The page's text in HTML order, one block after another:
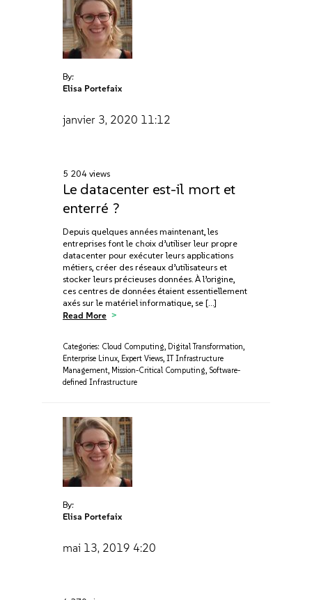
By:
Elisa Portefaix
janvier 3, 2020 11:12
5 204 views
Le datacenter est-il mort et
enterré ?
Depuis quelques années maintenant, les
entreprises font le choix d’utiliser leur propre
datacenter pour exécuter leurs applications
métiers, créer des réseaux d’utilisateurs et
stocker leurs précieuses données. À l’origine,
ces centres de données étaient essentiellement
axés sur le matériel informatique, se […]
Read More
Categories: Cloud Computing, Digital Transformation,
Enterprise Linux, Expert Views, IT Infrastructure
Management, Mission-Critical Computing, Software-
defined Infrastructure
By:
Elisa Portefaix
mai 13, 2019 4:20